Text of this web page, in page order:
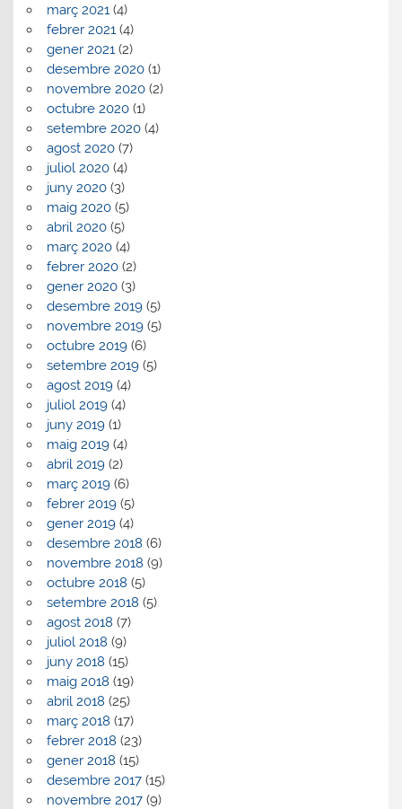
març 2021(4)
febrer 2021(4)
gener 2021(2)
desembre 2020(1)
novembre 2020(2)
octubre 2020(1)
setembre 2020(4)
agost 2020(7)
juliol 2020(4)
juny 2020(3)
maig 2020(5)
abril 2020(5)
març 2020(4)
febrer 2020(2)
gener 2020(3)
desembre 2019(5)
novembre 2019(5)
octubre 2019(6)
setembre 2019(5)
agost 2019(4)
juliol 2019(4)
juny 2019(1)
maig 2019(4)
abril 2019(2)
març 2019(6)
febrer 2019(5)
gener 2019(4)
desembre 2018 (6)
novembre 2018 (9)
octubre 2018 (5)
setembre 2018 (5)
agost 2018 (7)
juliol 2018 (9)
juny 2018 (15)
maig 2018 (19)
abril 2018 (25)
març 2018 (17)
febrer 2018 (23)
gener 2018 (15)
desembre 2017(15)
novembre 2017(9)